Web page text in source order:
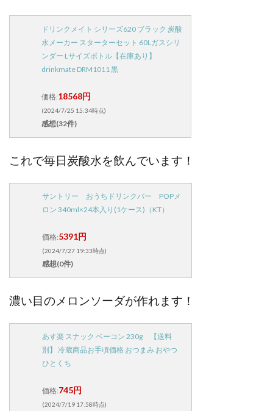
ドリンクメイト シリーズ620 ブラック 炭酸
水メーカー スターターセット 60Lガスシリ
ンダー Lサイズボトル【在庫あり】
drinkmate DRM1011 黒
価格:18568円
(2024/7/25 15:34時点)
感想(32件)
これで毎日炭酸水を飲んでいます！
サントリー おうちドリンクバー POPメ
ロン 340ml×24本入り(1ケース)（KT）
価格:5391円
(2024/7/27 19:33時点)
感想(0件)
濃い目のメロンソーダが作れます！
あす楽 スナック ベーコン 230g 【送料
別】 冷蔵商品お手頃価格 おつまみ おやつ
ひとくち
価格:745円
(2024/7/19 17:58時点)